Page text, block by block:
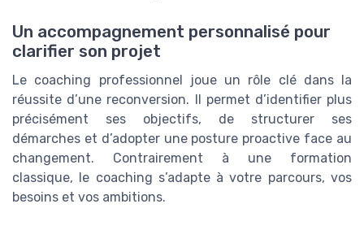
Un accompagnement personnalisé pour
clarifier son projet
Le coaching professionnel joue un rôle clé dans la
réussite d’une reconversion. Il permet d’identifier plus
précisément ses objectifs, de structurer ses
démarches et d’adopter une posture proactive face au
changement. Contrairement à une formation
classique, le coaching s’adapte à votre parcours, vos
besoins et vos ambitions.